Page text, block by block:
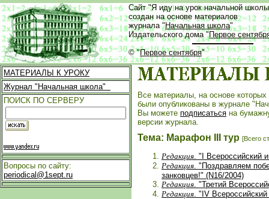
Сайт "Я иду на урок начальной
создан на основе материалов
журнала "Начальная школа"
Издательского дома "Первое
© "Первое сентября"
МАТЕРИАЛЫ К УРОКУ
Журнал "Начальная школа"
ПОИСК ПО СЕРВЕРУ
Вопросы по сайту:
periodical@1sept.ru
Все материалы, на основе которых
были опубликованы в журнале
Вы можете подписаться на
версии журнала.
Тема: Марафон III тур [Всего
Редакция . "I Всероссийский
Редакция . "Поздравляем
занковцев!" (N16/2004)
Редакция . "Третий
Редакция . "IV